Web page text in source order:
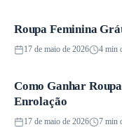
Promoções
Roupa Feminina
17 de maio de 2026 4 min
Promoções
Como Ganhar
Enrolação
17 de maio de 2026 7 min